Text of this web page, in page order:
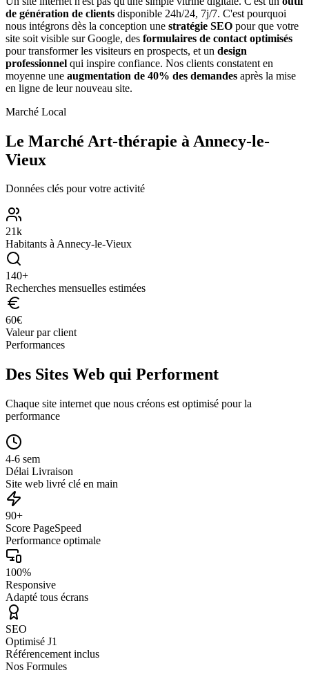
de génération de clients disponible 24h/24, 7j/7. C'est pourquoi
nous intégrons dès la conception une stratégie SEO pour que votre
site soit visible sur Google, des formulaires de contact optimisés
pour transformer les visiteurs en prospects, et un design
professionnel qui inspire confiance. Nos clients constatent en
moyenne une augmentation de 40% des demandes après la mise
en ligne de leur nouveau site.
Marché Local
Le Marché Art-thérapie à Annecy-le-
Vieux
Données clés pour votre activité
21k
Habitants àAnnecy-le-Vieux
140+
Recherches mensuelles estimées
60€
Valeur par client
Performances
Des Sites Web qui Performent
Chaque site internet que nous créons est optimisé pour la
performance
4-6 sem
Délai Livraison
Site web livré clé en main
90+
Score PageSpeed
Performance optimale
100%
Responsive
Adapté tous écrans
SEO
Optimisé J1
Référencement inclus
Nos Formules